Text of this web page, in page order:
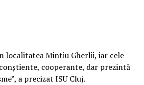
localitatea Mintiu Gherlii, iar cele
cooperante, dar prezintă
a precizat ISU Cluj.